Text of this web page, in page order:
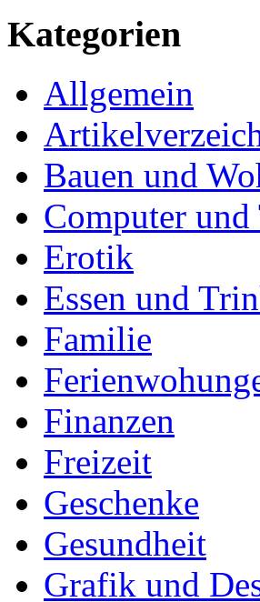
Kategorien
Allgemein
Bauen und
Computer und
Erotik
Essen und
Familie
Finanzen
Freizeit
Geschenke
Gesundheit
Grafik und